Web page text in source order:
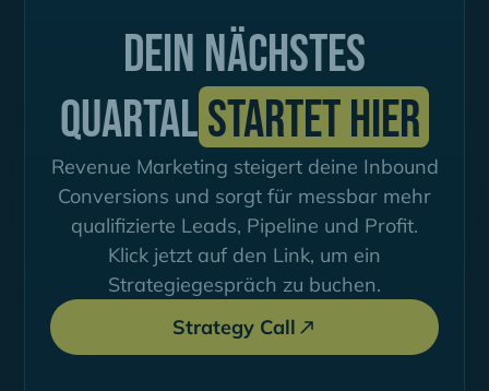
Dein nächstes
Quartalstartet hier
Revenue Marketing steigert deine Inbound
Conversions und sorgt für messbar mehr
qualifizierte Leads, Pipeline und Profit.
Klick jetzt auf den Link, um ein
Strategiegespräch zu buchen.
Strategy Call